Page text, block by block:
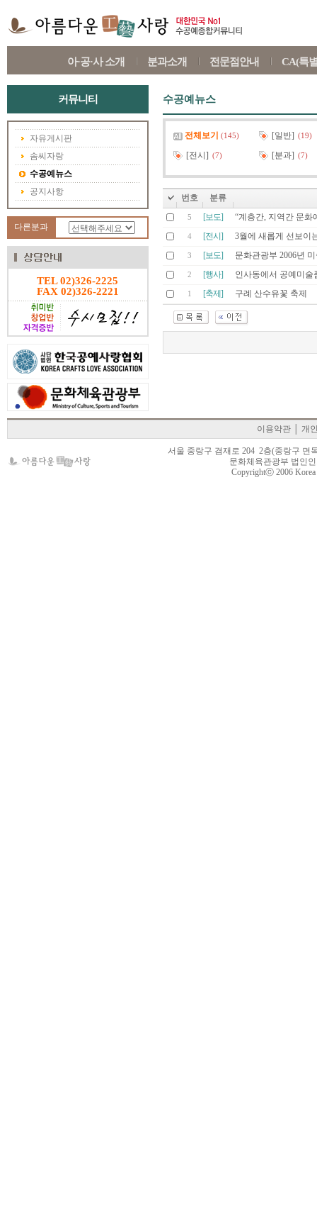
아·공·사 소개 분과소개 전문점안내 CA(특
커뮤니티
자유게시판
솜씨자랑
수공예뉴스
공지사항
다른분과
TEL 02)326-2225
FAX 02)326-2221
수공예뉴스
전체보기 (145) [일반] (19)
[전시] (7) [분과] (7)
번호 분류
5 [보도] “계층간, 지역간 문화
4 [전시] 3월에 새롭게 선보이
3 [보도] 문화관광부 2006년
2 [행사] 인사동에서 공예미술
1 [축제] 구례 산수유꽃 축제
이용약관 │개
서울 중랑구 겸재로 204 2층(중랑구 면
문화체육관광부 법인
Copyrightⓒ 2006 Korea